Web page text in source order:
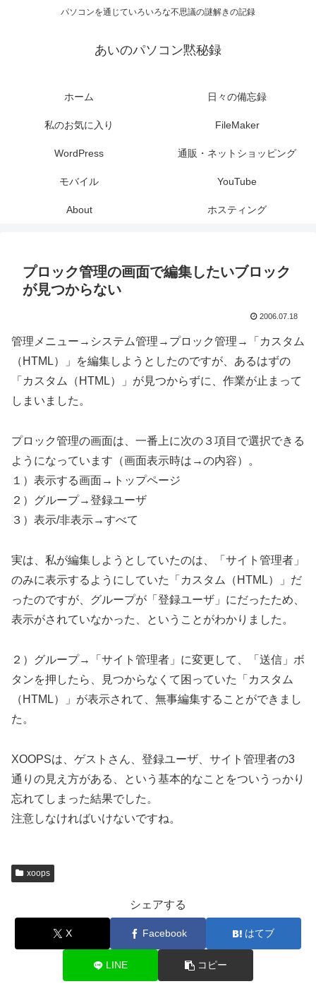
パソコンを通じていろいろな不思議の謎解きの記録
あいのパソコン黙秘録
ホーム 日々の備忘録
私のお気に入り FileMaker
WordPress 通販・ネットショッピング
モバイル YouTube
About ホスティング
プロック管理の画面で編集したいブロック
が見つからない
2006.07.18
管理メニュー→システム管理→プロック管理→「カスタム
（HTML）」を編集しようとしたのですが、あるはずの
「カスタム（HTML）」が見つからずに、作業が止まって
しまいました。
プロック管理の画面は、一番上に次の３項目で選択できる
ようになっています（画面表示時は→の内容）。
１）表示する画面→トップページ
２）グループ→登録ユーザ
３）表示/非表示→すべて
実は、私が編集しようとしていたのは、「サイト管理者」
のみに表示するようにしていた「カスタム（HTML）」だ
ったのですが、グループが「登録ユーザ」にだったため、
表示がされていなかった、ということがわかりました。
２）グループ→「サイト管理者」に変更して、「送信」ボ
タンを押したら、見つからなくて困っていた「カスタム
（HTML）」が表示されて、無事編集することができまし
た。
XOOPSは、ゲストさん、登録ユーザ、サイト管理者の3
通りの見え方がある、という基本的なことをついうっかり
忘れてしまった結果でした。
注意しなければいけないですね。
xoops
シェアする
X Facebook はてブ
LINE コピー